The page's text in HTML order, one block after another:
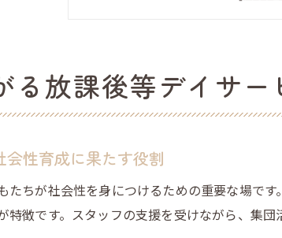
子どもの自律心を育てる活
放課後等デイサービスで
子どもの主体性を引き出
放課後等デイサービス
自律心向上を目指す放
る放課後等デイサー
性育成に果たす役割
たちが社会性を身につけるための重要な場で
特徴です。スタッフの支援を受けながら、集